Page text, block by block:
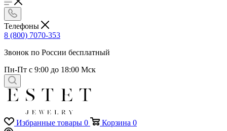
Телефоны
8 (800) 7070-353
Звонок по России бесплатный
Пн-Пт с 9:00 до 18:00 Мск
Избранные товары 0 Корзина 0